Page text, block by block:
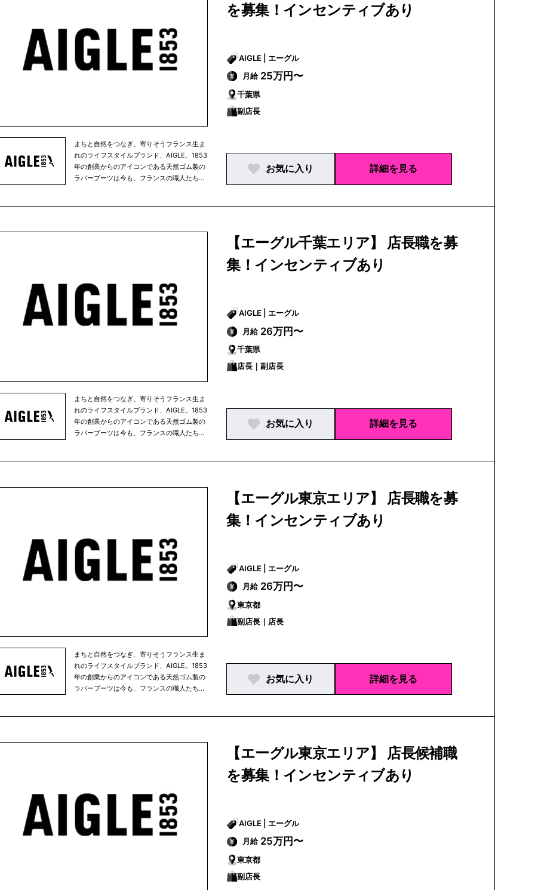
業当時から行ってきました。そして2021年
からは、AIGLEは正式に「Entreprise à
Mission（Purpose driven company/使命を
果たす会社）」となり、環境への配慮をブラ
まちと自然をつなぎ、寄りそうフランス生ま
れのライフスタイルブランド、AIGLE。1853
年の創業からのアイコンである天然ゴム製の
ラバーブーツは今も、フランスの職人たちに
え、かつフレンチブランドらしい洗練された
業当時から行ってきました。そして2021年
からは、AIGLEは正式に「Entreprise à
Mission（Purpose driven company/使命を
果たす会社）」となり、環境への配慮をブラ
を募集！インセンティブあり
AIGLE | エーグル
月給 25万円〜
千葉県
副店長
お気に入り 詳細を見る
まちと自然をつなぎ、寄りそうフランス生ま
れのライフスタイルブランド、AIGLE。1853
年の創業からのアイコンである天然ゴム製の
ラバーブーツは今も、フランスの職人たちに
え、かつフレンチブランドらしい洗練された
業当時から行ってきました。そして2021年
からは、AIGLEは正式に「Entreprise à
Mission（Purpose driven company/使命を
果たす会社）」となり、環境への配慮をブラ
【エーグル千葉エリア】 店長職を募
集！インセンティブあり
AIGLE | エーグル
月給 26万円〜
千葉県
店長｜副店長
お気に入り 詳細を見る
まちと自然をつなぎ、寄りそうフランス生ま
れのライフスタイルブランド、AIGLE。1853
年の創業からのアイコンである天然ゴム製の
ラバーブーツは今も、フランスの職人たちに
え、かつフレンチブランドらしい洗練された
業当時から行ってきました。そして2021年
からは、AIGLEは正式に「Entreprise à
Mission（Purpose driven company/使命を
果たす会社）」となり、環境への配慮をブラ
【エーグル東京エリア】 店長職を募
集！インセンティブあり
AIGLE | エーグル
月給 26万円〜
東京都
副店長｜店長
お気に入り 詳細を見る
【エーグル東京エリア】 店長候補職
を募集！インセンティブあり
AIGLE | エーグル
月給 25万円〜
東京都
副店長